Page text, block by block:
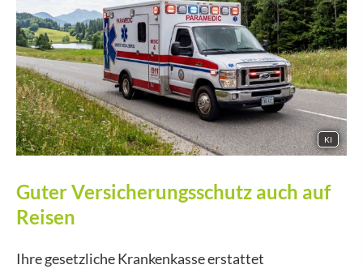
KI
Guter Versicherungsschutz auch auf
Reisen
Ihre gesetzliche Krankenkasse erstattet